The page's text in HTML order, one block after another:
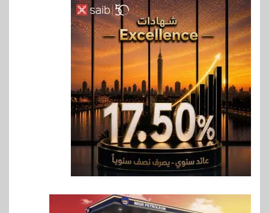
6
سوق وصلة
هواوي: هاتف nova 15
Max بطارية ضخمة وتصميم متين
جهازًا مثاليًا للشباب
7 اقتصاد
إي اف چي فاينانس تستعرض
خطط نمو «بلد» لتعزيز حضورها
في سوق تحويلات المصريين
بالخارج
8
اخبار